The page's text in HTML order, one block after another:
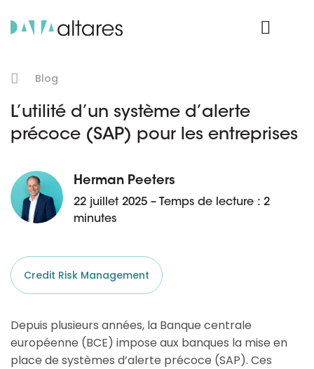
Blog
L’utilité d’un système d’alerte
précoce (SAP) pour les entreprises
Herman Peeters
22 juillet 2025 – Temps de lecture : 2
minutes
Credit Risk Management
Depuis plusieurs années, la Banque centrale
européenne (BCE) impose aux banques la mise en
place de systèmes d’alerte précoce (SAP). Ces